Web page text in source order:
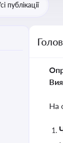
публікації
На